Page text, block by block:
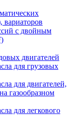
вариаторов
с двойным
двигателей
для грузовых
для двигателей,
газообразном
для легкового